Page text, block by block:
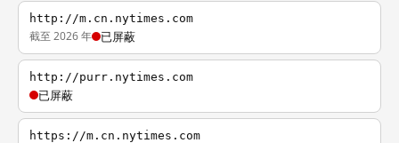
http://m.cn.nytimes.com
截至 2026 年 已屏蔽
http://purr.nytimes.com
已屏蔽
https://m.cn.nytimes.com